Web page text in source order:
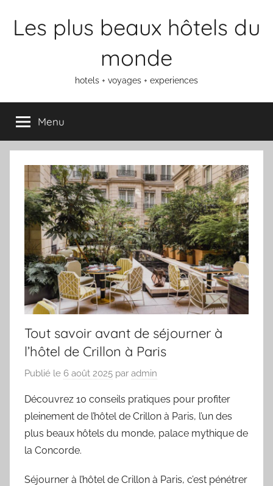
Les plus beaux hôtels du
monde
hotels + voyages + experiences
Menu
Tout savoir avant de séjourner à
l’hôtel de Crillon à Paris
Publié le 6 août 2025 par admin
Découvrez 10 conseils pratiques pour profiter
pleinement de l’hôtel de Crillon à Paris, l’un des
plus beaux hôtels du monde, palace mythique de
la Concorde.
Séjourner à l’hôtel de Crillon à Paris, c’est pénétrer